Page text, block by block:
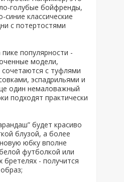
голубые бойфренды,
классические
с потертостями
популярности -
модели,
с туфлями
эспадрильями и
один немаловажный
подходят практически
будет красиво
блузой, а более
юбку вполне
футболкой или
бретелях - получится